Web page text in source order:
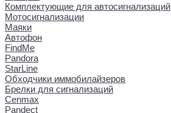
Комплектующие для автосигнализаций
Мотосигнализации
Маяки
Автофон
FindMe
Pandora
StarLine
Обходчики иммобилайзеров
Брелки для сигнализаций
Cenmax
Pandect